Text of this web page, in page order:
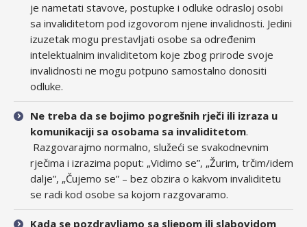
je nametati stavove, postupke i odluke odrasloj osobi
sa invaliditetom pod izgovorom njene invalidnosti. Jedini
izuzetak mogu prestavljati osobe sa određenim
intelektualnim invaliditetom koje zbog prirode svoje
invalidnosti ne mogu potpuno samostalno donositi
odluke.
Ne treba da se bojimo pogrešnih rječi ili izraza u
komunikaciji sa osobama sa invaliditetom.
Razgovarajmo normalno, služeći se svakodnevnim
rječima i izrazima poput: „Vidimo se”, „Žurim, trčim/idem
dalje”, „Čujemo se” – bez obzira o kakvom invaliditetu
se radi kod osobe sa kojom razgovaramo.
Kada se pozdravljamo sa sljepom ili slabovidom